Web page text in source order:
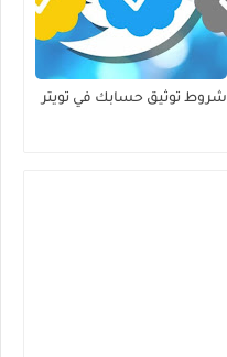
شروط توثيق حسابك في تويتر